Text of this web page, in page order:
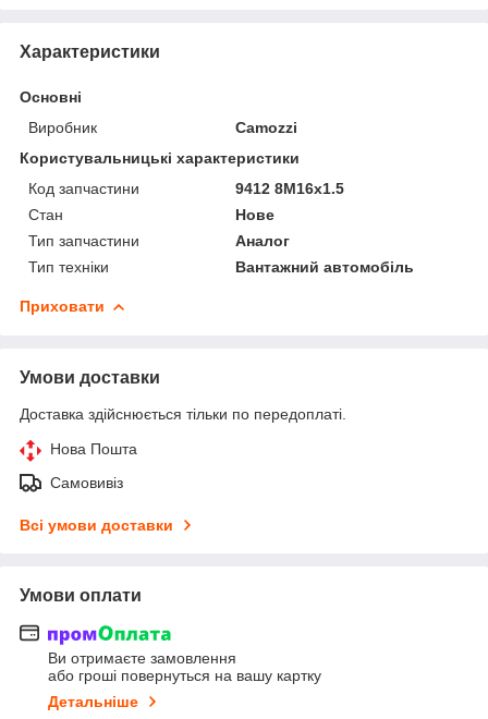
Характеристики
Основні
Виробник
Camozzi
Користувальницькі характеристики
Код запчастини
9412 8M16x1.5
Стан
Нове
Тип запчастини
Аналог
Тип техніки
Вантажний автомобіль
Приховати
Умови доставки
Доставка здійснюється тільки по передоплаті.
Нова Пошта
Самовивіз
Всі умови доставки
Умови оплати
Ви отримаєте замовлення
або гроші повернуться на вашу картку
Детальніше